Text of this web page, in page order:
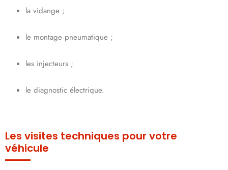
la vidange ;
le montage pneumatique ;
les injecteurs ;
le diagnostic électrique.
Les visites techniques pour votre
véhicule